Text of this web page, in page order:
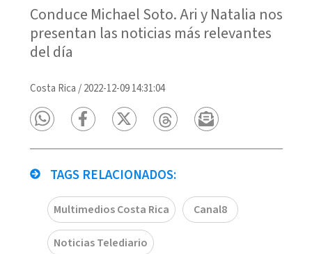
Conduce Michael Soto. Ari y Natalia nos
presentan las noticias más relevantes
del día
Costa Rica /2022-12-09 14:31:04
TAGS RELACIONADOS:
Multimedios Costa Rica Canal8
Noticias Telediario